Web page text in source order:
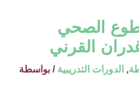
الصحي
القرني
, الدورات التدريبية / بواسطة